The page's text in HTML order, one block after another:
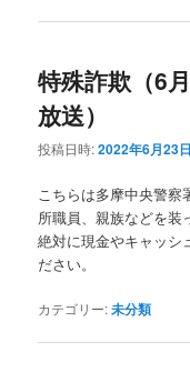
特殊詐欺（6
放送）
投稿日時:2022年6月23
こちらは多摩中央警察
所職員、親族などを装
絶対に現金やキャッシ
ださい。
カテゴリー:未分類